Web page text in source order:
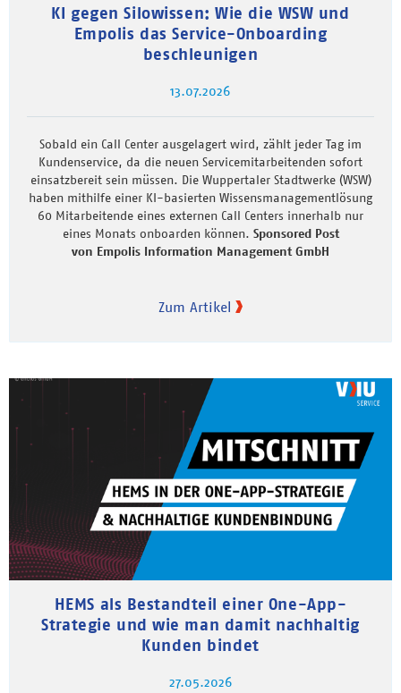
KI gegen Silowissen: Wie die WSW und
Empolis das Service-Onboarding
beschleunigen
13.07.2026
Sobald ein Call Center ausgelagert wird, zählt jeder Tag im
Kundenservice, da die neuen Servicemitarbeitenden sofort
einsatzbereit sein müssen. Die Wuppertaler Stadtwerke (WSW)
haben mithilfe einer KI-basierten Wissensmanagementlösung
60 Mitarbeitende eines externen Call Centers innerhalb nur
eines Monats onboarden können. Sponsored Post
von Empolis Information Management GmbH
Zum Artikel
HEMS als Bestandteil einer One-App-
Strategie und wie man damit nachhaltig
Kunden bindet
27.05.2026